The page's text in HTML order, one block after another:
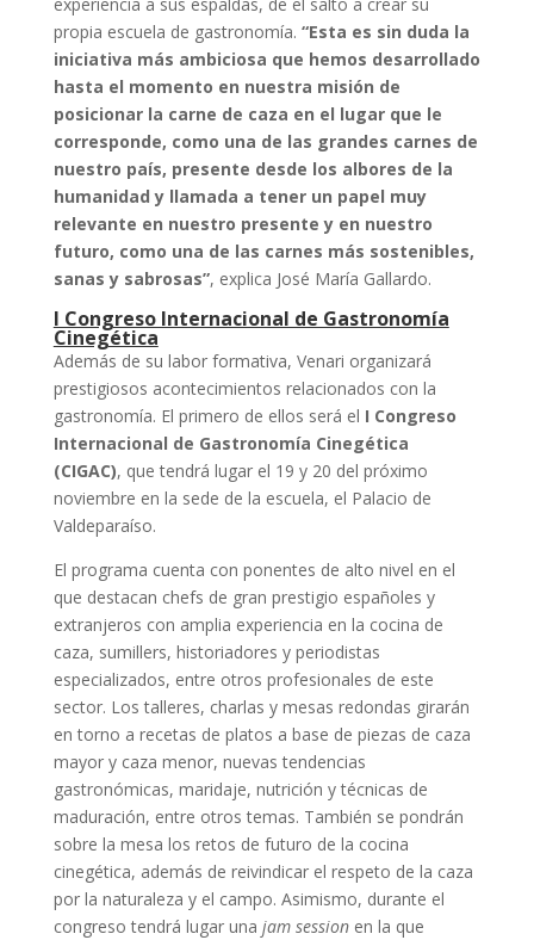
propia escuela de gastronomía. “Esta es sin duda la
iniciativa más ambiciosa que hemos desarrollado
hasta el momento en nuestra misión de
posicionar la carne de caza en el lugar que le
corresponde, como una de las grandes carnes de
nuestro país, presente desde los albores de la
humanidad y llamada a tener un papel muy
relevante en nuestro presente y en nuestro
futuro, como una de las carnes más sostenibles,
sanas y sabrosas”, explica José María Gallardo.
I Congreso Internacional de Gastronomía
Cinegética
Además de su labor formativa, Venari organizará
prestigiosos acontecimientos relacionados con la
gastronomía. El primero de ellos será el I Congreso
Internacional de Gastronomía Cinegética
(CIGAC), que tendrá lugar el 19 y 20 del próximo
noviembre en la sede de la escuela, el Palacio de
Valdeparaíso.
El programa cuenta con ponentes de alto nivel en el
que destacan chefs de gran prestigio españoles y
extranjeros con amplia experiencia en la cocina de
caza, sumillers, historiadores y periodistas
especializados, entre otros profesionales de este
sector. Los talleres, charlas y mesas redondas girarán
en torno a recetas de platos a base de piezas de caza
mayor y caza menor, nuevas tendencias
gastronómicas, maridaje, nutrición y técnicas de
maduración, entre otros temas. También se pondrán
sobre la mesa los retos de futuro de la cocina
cinegética, además de reivindicar el respeto de la caza
por la naturaleza y el campo. Asimismo, durante el
congreso tendrá lugar una jam session en la que